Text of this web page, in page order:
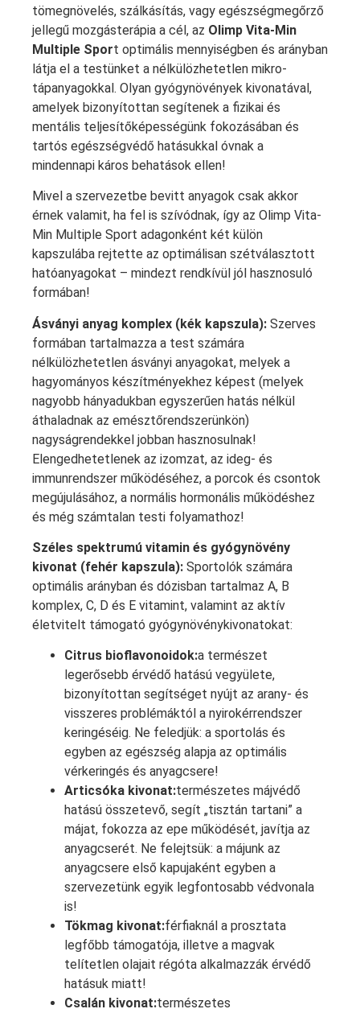
tömegnövelés, szálkásítás, vagy egészségmegőrző
jellegű mozgásterápia a cél, az Olimp Vita-Min
Multiple Sport optimális mennyiségben és arányban
látja el a testünket a nélkülözhetetlen mikro-
tápanyagokkal. Olyan gyógynövények kivonatával,
amelyek bizonyítottan segítenek a fizikai és
mentális teljesítőképességünk fokozásában és
tartós egészségvédő hatásukkal óvnak a
mindennapi káros behatások ellen!
Mivel a szervezetbe bevitt anyagok csak akkor
érnek valamit, ha fel is szívódnak, így az Olimp Vita-
Min Multiple Sport adagonként két külön
kapszulába rejtette az optimálisan szétválasztott
hatóanyagokat – mindezt rendkívül jól hasznosuló
formában!
Ásványi anyag komplex (kék kapszula): Szerves
formában tartalmazza a test számára
nélkülözhetetlen ásványi anyagokat, melyek a
hagyományos készítményekhez képest (melyek
nagyobb hányadukban egyszerűen hatás nélkül
áthaladnak az emésztőrendszerünkön)
nagyságrendekkel jobban hasznosulnak!
Elengedhetetlenek az izomzat, az ideg- és
immunrendszer működéséhez, a porcok és csontok
megújulásához, a normális hormonális működéshez
és még számtalan testi folyamathoz!
Széles spektrumú vitamin és gyógynövény
kivonat (fehér kapszula): Sportolók számára
optimális arányban és dózisban tartalmaz A, B
komplex, C, D és E vitamint, valamint az aktív
életvitelt támogató gyógynövénykivonatokat:
Citrus bioflavonoidok:a természet
legerősebb érvédő hatású vegyülete,
bizonyítottan segítséget nyújt az arany- és
visszeres problémáktól a nyirokérrendszer
keringéséig. Ne feledjük: a sportolás és
egyben az egészség alapja az optimális
vérkeringés és anyagcsere!
Articsóka kivonat:természetes májvédő
hatású összetevő, segít „tisztán tartani” a
májat, fokozza az epe működését, javítja az
anyagcserét. Ne felejtsük: a májunk az
anyagcsere első kapujaként egyben a
szervezetünk egyik legfontosabb védvonala
is!
Tökmag kivonat:férfiaknál a prosztata
legfőbb támogatója, illetve a magvak
telítetlen olajait régóta alkalmazzák érvédő
hatásuk miatt!
Csalán kivonat:természetes